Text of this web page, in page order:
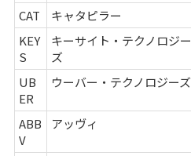
CAT
キャタピラー
KEY
S
キーサイト・テクノロジー
ズ
UB
ER
ウーバー・テクノロジーズ
ABB
V
アッヴィ